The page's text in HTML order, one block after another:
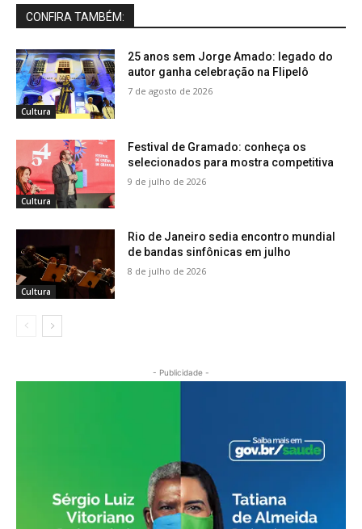
CONFIRA TAMBÉM:
Cultura
25 anos sem Jorge Amado: legado do
autor ganha celebração na Flipelô
7 de agosto de 2026
Cultura
Festival de Gramado: conheça os
selecionados para mostra competitiva
9 de julho de 2026
Cultura
Rio de Janeiro sedia encontro mundial
de bandas sinfônicas em julho
8 de julho de 2026
- Publicidade -